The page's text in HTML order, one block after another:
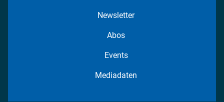
Newsletter
Abos
Events
Mediadaten